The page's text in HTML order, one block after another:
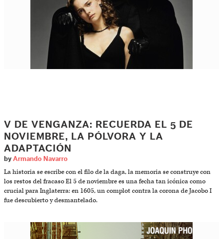
V DE VENGANZA: RECUERDA EL 5 DE
NOVIEMBRE, LA PÓLVORA Y LA
ADAPTACIÓN
by Armando Navarro
La historia se escribe con el filo de la daga, la memoria se construye con
los restos del fracaso El 5 de noviembre es una fecha tan icónica como
crucial para Inglaterra: en 1605, un complot contra la corona de Jacobo I
fue descubierto y desmantelado.